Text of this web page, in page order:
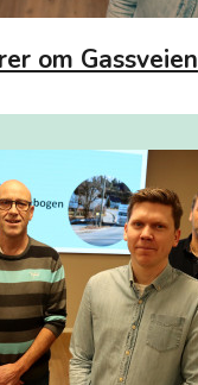
om Gassveien